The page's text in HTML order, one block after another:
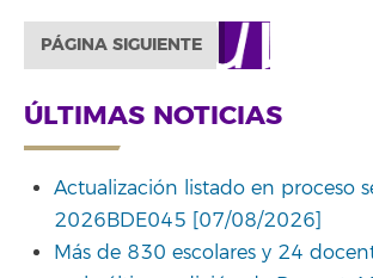
PÁGINA SIGUIENTE
ÚLTIMAS NOTICIAS
Actualización listado en proceso
2026BDE045 [07/08/2026]
Más de 830 escolares y 24